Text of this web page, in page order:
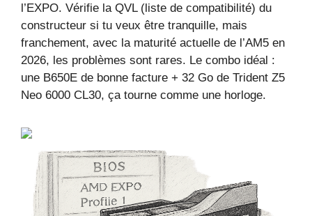
l’EXPO. Vérifie la QVL (liste de compatibilité) du
constructeur si tu veux être tranquille, mais
franchement, avec la maturité actuelle de l’AM5 en
2026, les problèmes sont rares. Le combo idéal :
une B650E de bonne facture + 32 Go de Trident Z5
Neo 6000 CL30, ça tourne comme une horloge.